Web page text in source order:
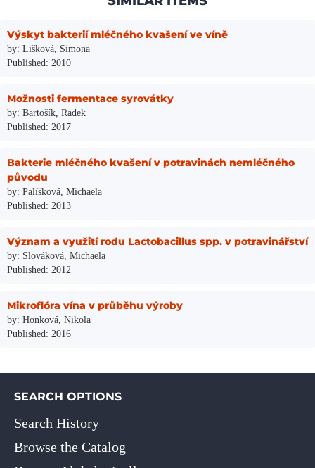
Výskyt bakterií mléčného kvašení ve víně
by: Lišková, Simona
Published: 2010
Možnosti fermentace syrovátky
by: Bartošík, Radek
Published: 2017
Bakterie mléčného kvašení v potravinách nemléčného
původu
by: Palíšková, Michaela
Published: 2013
Význam a využití rodu Lactobacillus spp. v potravinářství
by: Slováková, Michaela
Published: 2012
Mikroflóra vína v průběhu výroby
by: Honková, Nikola
Published: 2016
SEARCH OPTIONS
Search History
Browse the Catalog